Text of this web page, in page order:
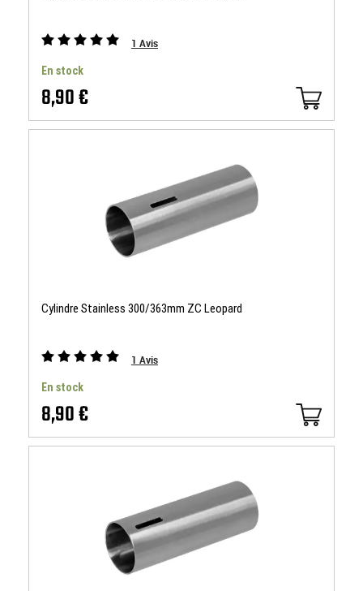
1 Avis
En stock
8,90 €
Cylindre Stainless 300/363mm ZC Leopard
1 Avis
En stock
8,90 €